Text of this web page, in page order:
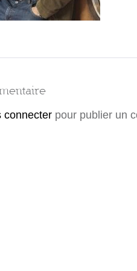
connecter pour publier un